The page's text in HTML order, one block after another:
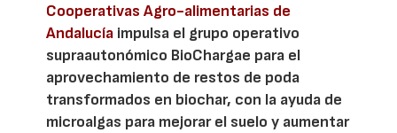
Cooperativas Agro-alimentarias de
Andalucía impulsa el grupo operativo
supraautonómico BioChargae para el
aprovechamiento de restos de poda
transformados en biochar, con la ayuda de
microalgas para mejorar el suelo y aumentar